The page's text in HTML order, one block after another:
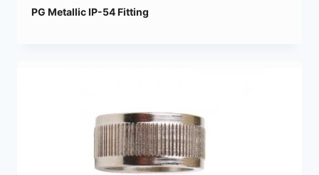
PG Metallic IP-54 Fitting